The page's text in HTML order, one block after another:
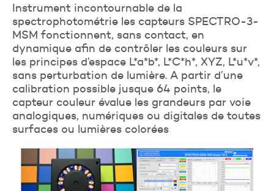
Veuillez renseignez les deux champs ci-dessous qui
nous permettrons de vous recontacter rapidement.
Instrument incontournable de la
spectrophotométrie les capteurs SPECTRO-3-
MSM fonctionnent, sans contact, en
dynamique afin de contrôler les couleurs sur
les principes d’espace L*a*b*, L*C*h*, XYZ, L*u*v*,
sans perturbation de lumière. A partir d’une
calibration possible jusque 64 points, le
capteur couleur évalue les grandeurs par voie
analogiques, numériques ou digitales de toutes
surfaces ou lumières colorées